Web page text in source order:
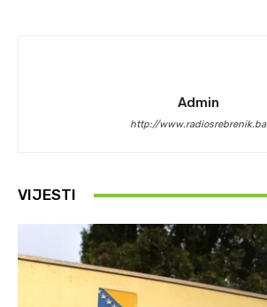
Admin
http://www.radiosrebrenik.ba
VIJESTI